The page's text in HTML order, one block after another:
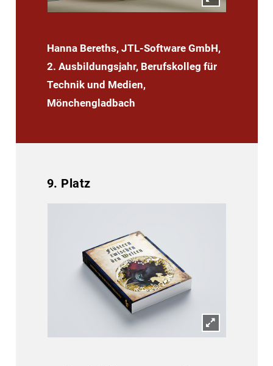
Hanna Bereths, JTL-Software GmbH,
2. Ausbildungsjahr, Berufskolleg für
Technik und Medien,
Mönchengladbach
9. Platz